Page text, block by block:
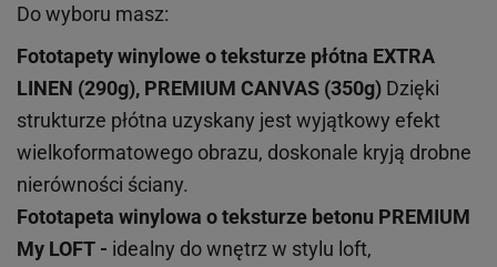
Do wyboru masz:
Fototapety winylowe oteksturze płótna EXTRA
LINEN (290g), PREMIUM CANVAS (350g) Dzięki
strukturze płótna uzyskany jest wyjątkowy efekt
wielkoformatowego obrazu, doskonale kryją drobne
nierówności ściany.
Fototapeta winylowa oteksturze betonu PREMIUM
My LOFT - idealny do wnętrz w stylu loft,